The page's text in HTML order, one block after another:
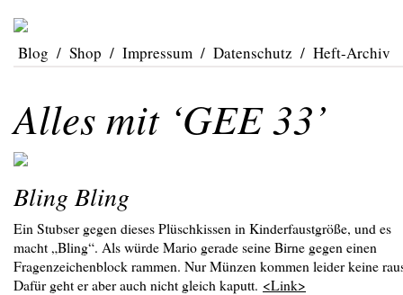
Blog / Shop / Impressum / Datenschutz / Heft-Archiv
Alles mit ‘GEE 33’
Bling Bling
Ein Stubser gegen dieses Plüschkissen in Kinderfaustgröße, und es
macht „Bling“. Als würde Mario gerade seine Birne gegen einen
Fragenzeichenblock rammen. Nur Münzen kommen leider keine
Dafür geht er aber auch nicht gleich kaputt. <Link>